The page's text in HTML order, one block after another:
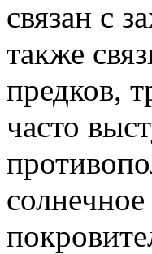
связан с
также
предков,
часто